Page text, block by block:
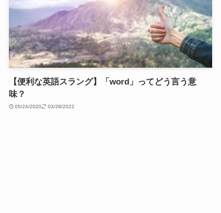
【便利な英語スラング】「word」ってどう言う意
味？
05/24/2020 03/28/2022